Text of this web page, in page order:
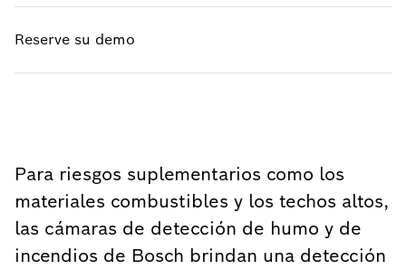
Reserve su demo
Para riesgos suplementarios como los
materiales combustibles y los techos altos,
las cámaras de detección de humo y de
incendios de Bosch brindan una detección